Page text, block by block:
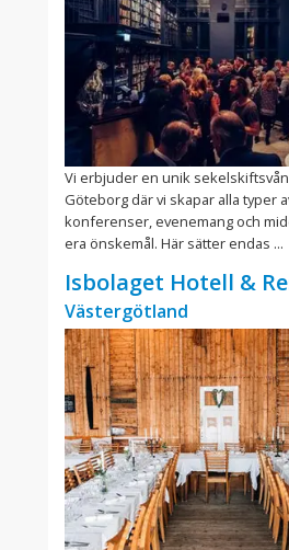
Vi erbjuder en unik
Göteborg där vi skapar alla typer
konferenser, evenemang och
era önskemål. Här sätter endas ...
Isbolaget Hotell &
Västergötland